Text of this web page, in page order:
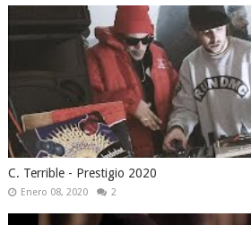
C. Terrible - Prestigio 2020
Enero 08, 2020 2